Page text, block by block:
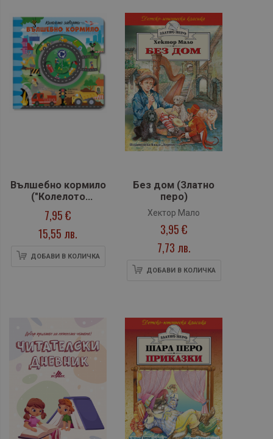
Вълшебно кормило
("Колелото
завърти")
7,95 €
15,55 лв.
ДОБАВИ В КОЛИЧКА
Без дом (Златно
перо)
Хектор Мало
3,95 €
7,73 лв.
ДОБАВИ В КОЛИЧКА